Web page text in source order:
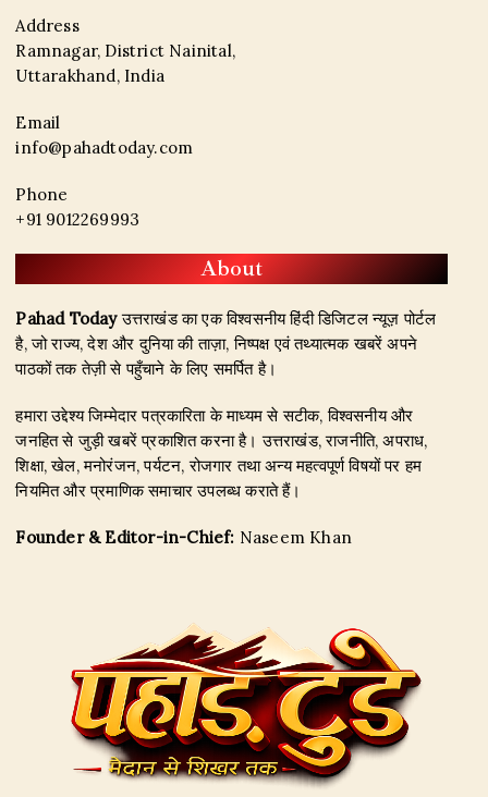
Address
Ramnagar, District Nainital,
Uttarakhand, India
Email
info@pahadtoday.com
Phone
+91 9012269993
About
Pahad Todayउत्तराखंड का एक विश्वसनीय हिंदी डिजिटल न्यूज़ पोर्टल
है, जो राज्य, देश और दुनिया की ताज़ा, निष्पक्ष एवं तथ्यात्मक खबरें अपने
पाठकों तक तेज़ी से पहुँचाने के लिए समर्पित है।
हमारा उद्देश्य जिम्मेदार पत्रकारिता के माध्यम से सटीक, विश्वसनीय और
जनहित से जुड़ी खबरें प्रकाशित करना है। उत्तराखंड, राजनीति, अपराध,
शिक्षा, खेल, मनोरंजन, पर्यटन, रोजगार तथा अन्य महत्वपूर्ण विषयों पर हम
नियमित और प्रमाणिक समाचार उपलब्ध कराते हैं।
Founder & Editor-in-Chief: Naseem Khan